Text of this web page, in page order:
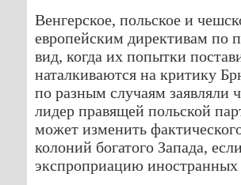
Венгерское, польское и
европейским директивам по
вид, когда их попытки
наталкиваются на критику
по разным случаям
лидер правящей польской
может изменить
колоний богатого Запада,
экспроприацию